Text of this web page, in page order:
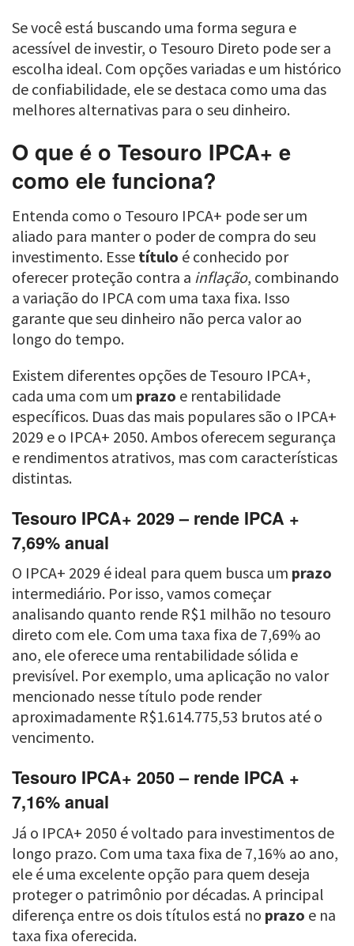
Se você está buscando uma forma segura e
acessível de investir, o Tesouro Direto pode ser a
escolha ideal. Com opções variadas e um histórico
de confiabilidade, ele se destaca como uma das
melhores alternativas para o seu dinheiro.
O que é o Tesouro IPCA+ e
como ele funciona?
Entenda como o Tesouro IPCA+ pode ser um
aliado para manter o poder de compra do seu
investimento. Esse título é conhecido por
oferecer proteção contra a inflação, combinando
a variação do IPCA com uma taxa fixa. Isso
garante que seu dinheiro não perca valor ao
longo do tempo.
Existem diferentes opções de Tesouro IPCA+,
cada uma com um prazo e rentabilidade
específicos. Duas das mais populares são o IPCA+
2029 e o IPCA+ 2050. Ambos oferecem segurança
e rendimentos atrativos, mas com características
distintas.
Tesouro IPCA+ 2029 – rende IPCA +
7,69% anual
O IPCA+ 2029 é ideal para quem busca um prazo
intermediário. Por isso, vamos começar
analisando quanto rende R$1 milhão no tesouro
direto com ele. Com uma taxa fixa de 7,69% ao
ano, ele oferece uma rentabilidade sólida e
previsível. Por exemplo, uma aplicação no valor
mencionado nesse título pode render
aproximadamente R$1.614.775,53 brutos até o
vencimento.
Tesouro IPCA+ 2050 – rende IPCA +
7,16% anual
Já o IPCA+ 2050 é voltado para investimentos de
longo prazo. Com uma taxa fixa de 7,16% ao ano,
ele é uma excelente opção para quem deseja
proteger o patrimônio por décadas. A principal
diferença entre os dois títulos está no prazo e na
taxa fixa oferecida.